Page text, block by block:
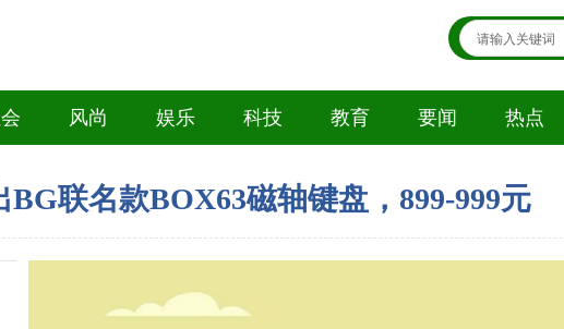
风尚 娱乐 科技 教育 要闻 热点
”来袭 国家防总、应急管理部启动响应
数保持扩张 行业运行韧性较强|每日热讯
联名款BOX63磁轴键盘，899-999元